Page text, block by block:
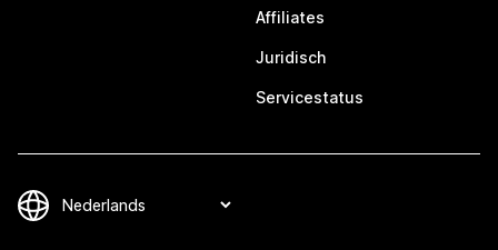
Affiliates
Juridisch
Servicestatus